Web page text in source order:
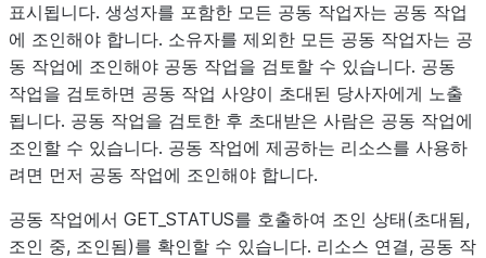
표시됩니다. 생성자를 포함한 모든 공동 작업자는 공동 작업
에 조인해야 합니다. 소유자를 제외한 모든 공동 작업자는 공
동 작업에 조인해야 공동 작업을 검토할 수 있습니다. 공동
작업을 검토하면 공동 작업 사양이 초대된 당사자에게 노출
됩니다. 공동 작업을 검토한 후 초대받은 사람은 공동 작업에
조인할 수 있습니다. 공동 작업에 제공하는 리소스를 사용하
려면 먼저 공동 작업에 조인해야 합니다.
공동 작업에서 GET_STATUS를 호출하여 조인 상태(초대됨,
조인 중, 조인됨)를 확인할 수 있습니다. 리소스 연결, 공동 작